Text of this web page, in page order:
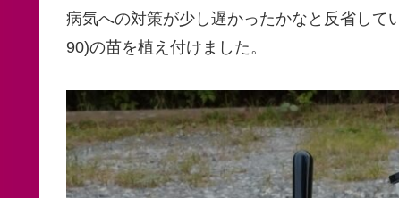
病気への対策が少し遅かったかなと反省して
90)の苗を植え付けました。